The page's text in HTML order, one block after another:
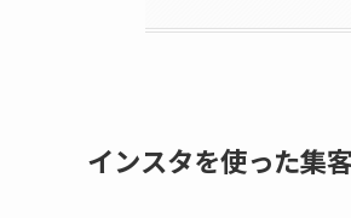
インスタを使った集